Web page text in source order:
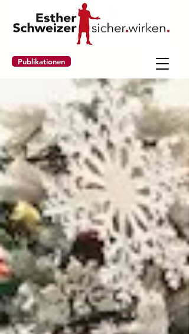
Publikationen